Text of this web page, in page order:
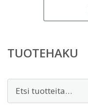
TUOTEHAKU
Etsi: